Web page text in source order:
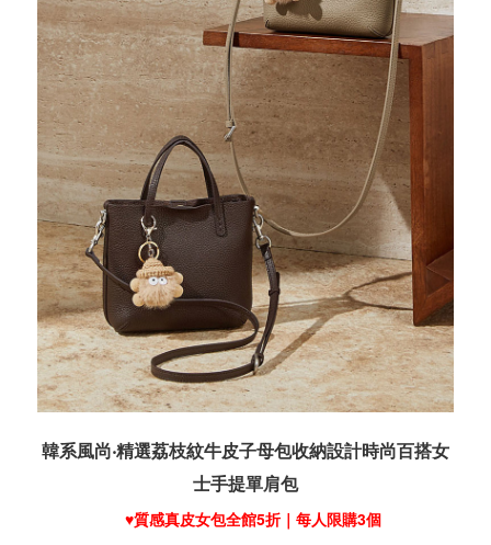
韓系風尚‧精選荔枝紋牛皮子母包收納設計時尚百搭女
士手提單肩包
♥️質感真皮女包全館5折｜每人限購3個